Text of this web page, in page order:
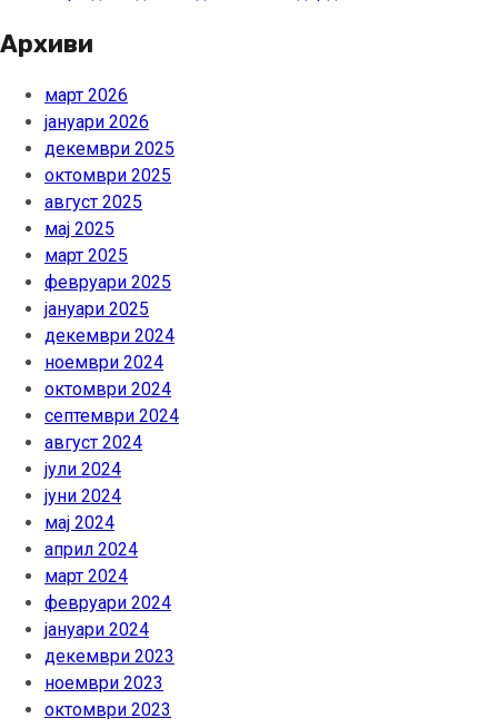
Архиви
март 2026
јануари 2026
декември 2025
октомври 2025
август 2025
мај 2025
март 2025
февруари 2025
јануари 2025
декември 2024
ноември 2024
октомври 2024
септември 2024
август 2024
јули 2024
јуни 2024
мај 2024
април 2024
март 2024
февруари 2024
јануари 2024
декември 2023
ноември 2023
октомври 2023